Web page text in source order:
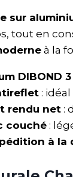
sur
tout en
à la
DIBOND
: idéal
rendu net:
couché:
à la